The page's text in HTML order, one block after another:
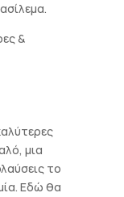
&
μια
το
Εδώ θα